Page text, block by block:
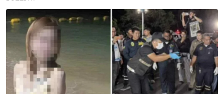
sembilan rakan
Ismail Sabri didakwa esok di
Mahkamah Sesyen Kuala